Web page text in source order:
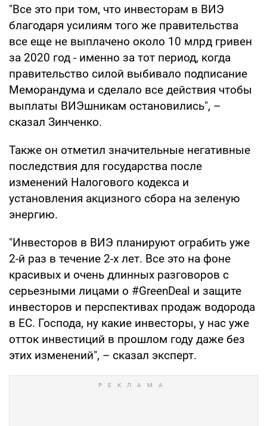
"Все это при том, что инвесторам в ВИЭ
благодаря усилиям того же правительства
все еще не выплачено около 10 млрд гривен
за 2020 год - именно за тот период, когда
правительство силой выбивало подписание
Меморандума и сделало все действия чтобы
выплаты ВИЭшникам остановились", –
сказал Зинченко.
Также он отметил значительные негативные
последствия для государства после
изменений Налогового кодекса и
установления акцизного сбора на зеленую
энергию.
"Инвесторов в ВИЭ планируют ограбить уже
2-й раз в течение 2-х лет. Все это на фоне
красивых и очень длинных разговоров с
серьезными лицами о #GreenDeal и защите
инвесторов и перспективах продаж водорода
в ЕС. Господа, ну какие инвесторы, у нас уже
отток инвестиций в прошлом году даже без
этих изменений", – сказал эксперт.